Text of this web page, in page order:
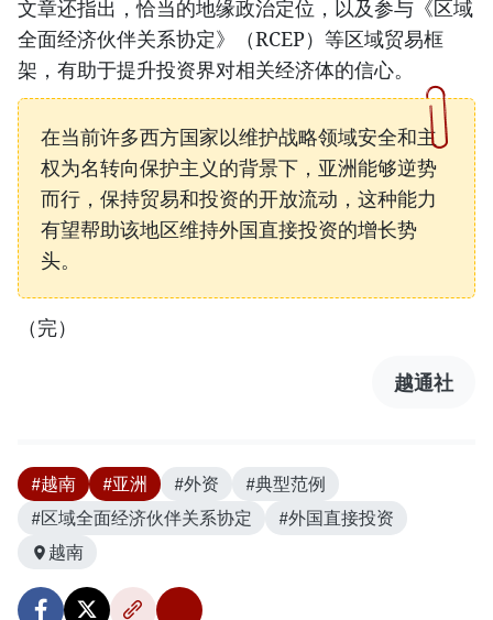
文章还指出，恰当的地缘政治定位，以及参与《区域
全面经济伙伴关系协定》（RCEP）等区域贸易框
架，有助于提升投资界对相关经济体的信心。
在当前许多西方国家以维护战略领域安全和主
权为名转向保护主义的背景下，亚洲能够逆势
而行，保持贸易和投资的开放流动，这种能力
有望帮助该地区维持外国直接投资的增长势
头。
（完）
越通社
#越南 #亚洲 #外资
#典型范例
#区域全面经济伙伴关系协定
#外国直接投资
越南